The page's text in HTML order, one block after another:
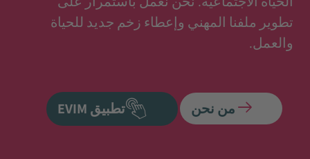
تطوير ملفنا المهني وإعطاء زخم جديد للحياة
والعمل.
من نحن تطبيق EVIM